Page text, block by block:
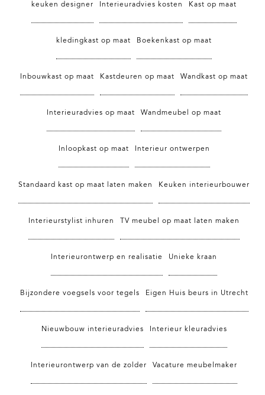
keuken designer Interieuradvies kosten Kast op maat
kledingkast op maat Boekenkast op maat
Inbouwkast op maat Kastdeuren op maat Wandkast op maat
Interieuradvies op maat Wandmeubel op maat
Inloopkast op maat Interieur ontwerpen
Standaard kast op maat laten maken Keuken interieurbouwer
Interieurstylist inhuren TV meubel op maat laten maken
Interieurontwerp en realisatie Unieke kraan
Bijzondere voegsels voor tegels Eigen Huis beurs in Utrecht
Nieuwbouw interieuradvies Interieur kleuradvies
Interieurontwerp van de zolder Vacature meubelmaker